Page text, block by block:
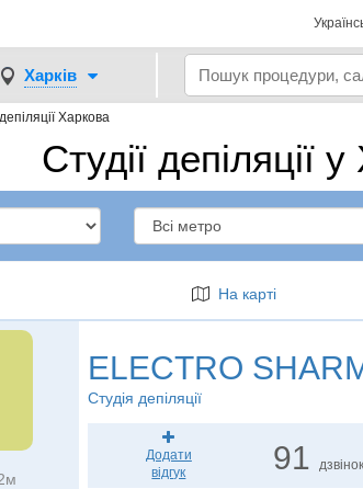
Харків
Харкова
Студії депіляції у
На карті
ELECTRO
Студія депіляції
Додати
відгук
91 дзвінок